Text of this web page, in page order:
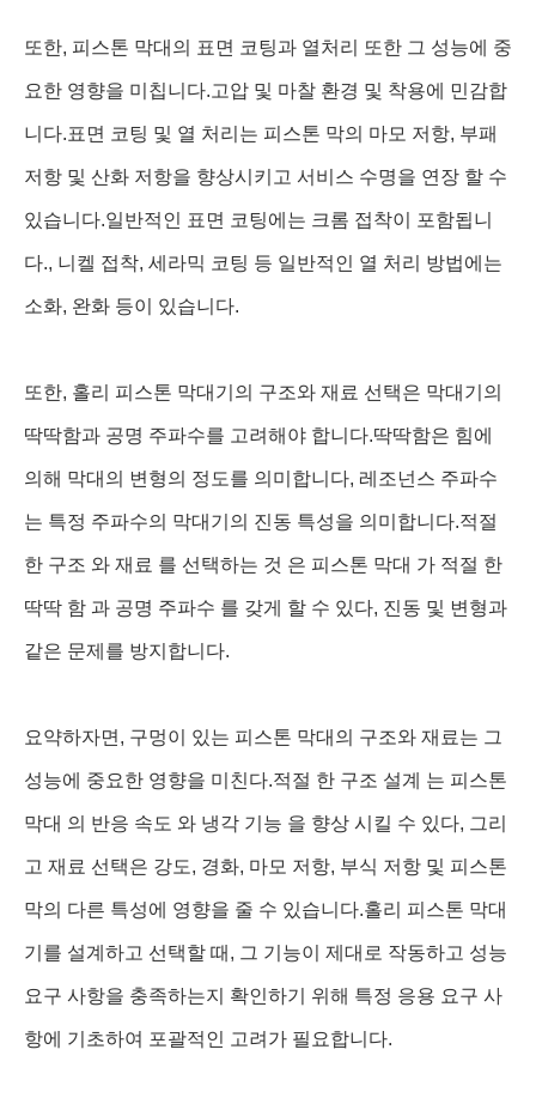
또한, 피스톤 막대의 표면 코팅과 열처리 또한 그 성능에 중
요한 영향을 미칩니다.고압 및 마찰 환경 및 착용에 민감합
니다.표면 코팅 및 열 처리는 피스톤 막의 마모 저항, 부패
저항 및 산화 저항을 향상시키고 서비스 수명을 연장 할 수
있습니다.일반적인 표면 코팅에는 크롬 접착이 포함됩니
다., 니켈 접착, 세라믹 코팅 등 일반적인 열 처리 방법에는
소화, 완화 등이 있습니다.
또한, 홀리 피스톤 막대기의 구조와 재료 선택은 막대기의
딱딱함과 공명 주파수를 고려해야 합니다.딱딱함은 힘에
의해 막대의 변형의 정도를 의미합니다, 레조넌스 주파수
는 특정 주파수의 막대기의 진동 특성을 의미합니다.적절
한 구조 와 재료 를 선택하는 것 은 피스톤 막대 가 적절 한
딱딱 함 과 공명 주파수 를 갖게 할 수 있다, 진동 및 변형과
같은 문제를 방지합니다.
요약하자면, 구멍이 있는 피스톤 막대의 구조와 재료는 그
성능에 중요한 영향을 미친다.적절 한 구조 설계 는 피스톤
막대 의 반응 속도 와 냉각 기능 을 향상 시킬 수 있다, 그리
고 재료 선택은 강도, 경화, 마모 저항, 부식 저항 및 피스톤
막의 다른 특성에 영향을 줄 수 있습니다.홀리 피스톤 막대
기를 설계하고 선택할 때, 그 기능이 제대로 작동하고 성능
요구 사항을 충족하는지 확인하기 위해 특정 응용 요구 사
항에 기초하여 포괄적인 고려가 필요합니다.